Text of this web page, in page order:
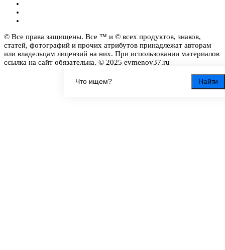
Найти
© Все права защищены. Все ™ и © всех продуктов, знаков,
статей, фотографий и прочих атрибутов принадлежат авторам
или владельцам лицензий на них. При использовании материалов
ссылка на сайт обязательна. © 2025 evmenov37.ru